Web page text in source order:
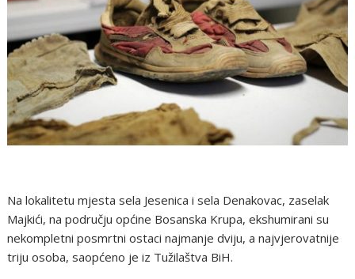
Na lokalitetu mjesta sela Jesenica i sela Denakovac, zaselak
Majkići, na području općine Bosanska Krupa, ekshumirani su
nekompletni posmrtni ostaci najmanje dviju, a najvjerovatnije
triju osoba, saopćeno je iz Tužilaštva BiH.